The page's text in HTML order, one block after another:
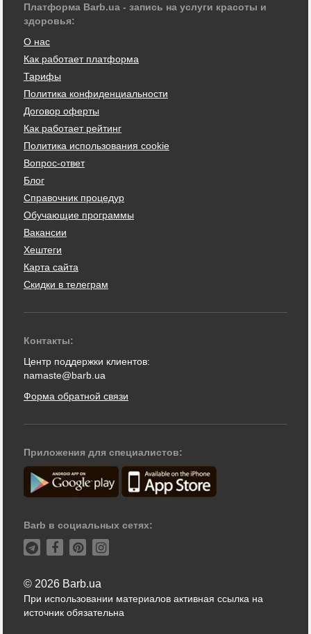
Платформа Barb.ua - запись на услуги красоты и
здоровья:
О нас
Как работает платформа
Тарифы
Политика конфиденциальности
Договор оферты
Как работает рейтинг
Политика использования cookie
Вопрос-ответ
Блог
Справочник процедур
Обучающие программы
Вакансии
Хештеги
Карта сайта
Скидки в телеграм
Контакты:
Центр поддержки клиентов:
namaste@barb.ua
Форма обратной связи
Приложения для специалистов:
Barb в социальных сетях:
© 2026 Barb.ua
При использовании материалов активная ссылка на
источник обязательна